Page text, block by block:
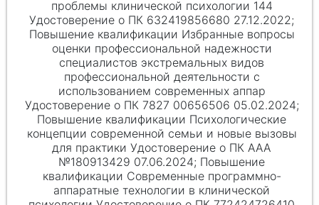
проблемы клинической психологии 144
Удостоверение о ПК 632419856680 27.12.2022;
Повышение квалификации Избранные вопросы
оценки профессиональной надежности
специалистов экстремальных видов
профессиональной деятельности с
использованием современных аппар
Удостоверение о ПК 7827 00656506 05.02.2024;
Повышение квалификации Психологические
концепции современной семьи и новые вызовы
для практики Удостоверение о ПК ААА
№180913429 07.06.2024; Повышение
квалификации Современные программно-
аппаратные технологии в клинической